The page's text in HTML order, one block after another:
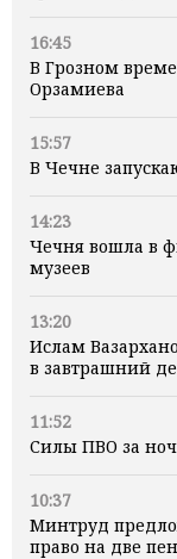
16:45
В Грозном
Орзамиева
15:57
В Чечне
14:23
Чечня вошла в
музеев
13:20
Ислам
в завтрашний
11:52
Силы ПВО за
10:37
Минтруд
право на две